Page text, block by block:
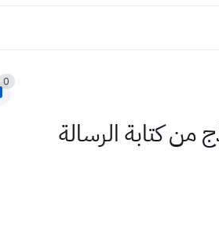
0
من كتابة الرسالة